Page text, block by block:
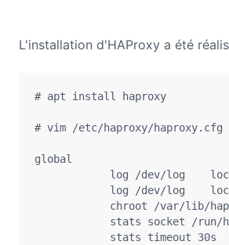
L'installation d'HAProxy a été
# apt install haproxy
# vim /etc/haproxy/haproxy.cfg
global
log /dev/log
log /dev/log
chroot /var/lib/
stats socket /run/
            stats timeout 30s